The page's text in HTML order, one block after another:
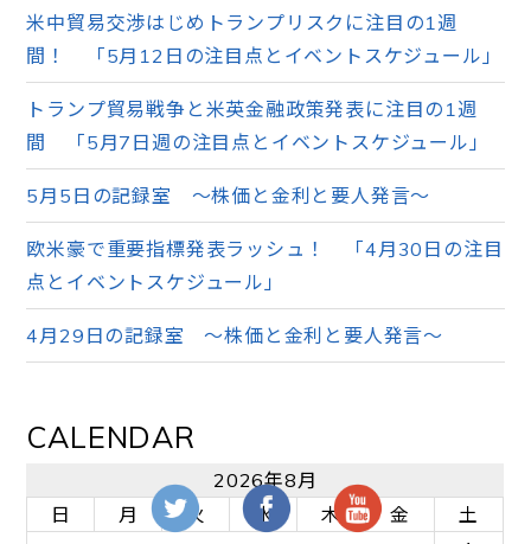
米中貿易交渉はじめトランプリスクに注目の1週
間！ 「5月12日の注目点とイベントスケジュール」
トランプ貿易戦争と米英金融政策発表に注目の1週
間 「5月7日週の注目点とイベントスケジュール」
5月5日の記録室 ～株価と金利と要人発言～
欧米豪で重要指標発表ラッシュ！ 「4月30日の注目
点とイベントスケジュール」
4月29日の記録室 ～株価と金利と要人発言～
CALENDAR
2026年8月
日
月 火 水 木 金
土